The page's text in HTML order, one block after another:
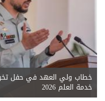
خطاب ولي العهد في حفل
خدمة العلم 2026